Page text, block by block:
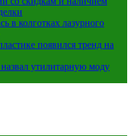
в колготках лазурного
появился тренд на
утилитарную моду